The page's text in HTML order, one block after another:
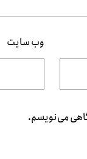
وب‌ سایت
می‌نویسم.